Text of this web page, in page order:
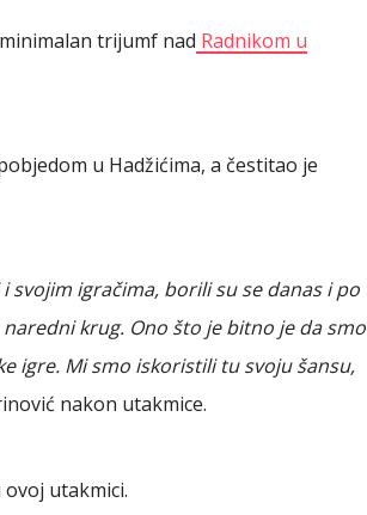
trijumf nad Radnikom u
u Hadžićima, a čestitao je
svojim igračima, borili su se danas i po
krug. Ono što je bitno je da smo
igre. Mi smo iskoristili tu svoju šansu,
nakon utakmice.
utakmici.